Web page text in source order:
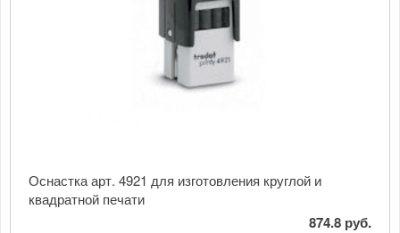
Оснастка арт. 4921 для изготовления круглой и
квадратной печати
874.8 руб.